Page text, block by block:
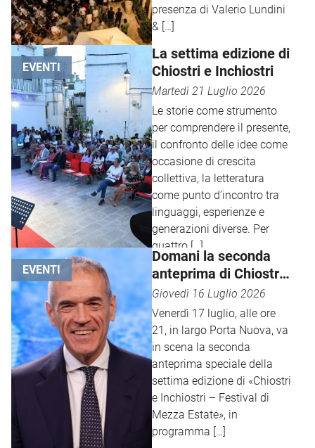
presenza di Valerio Lundini
& […]
EVENTI
La settima edizione di
Chiostri e Inchiostri
Martedì 21 Luglio 2026
Le storie come strumento
per comprendere il presente,
il confronto delle idee come
occasione di crescita
collettiva, la letteratura
come punto d’incontro tra
linguaggi, esperienze e
generazioni diverse. Per
quattro […]
EVENTI
Domani la seconda
anteprima di Chiostri
e Inchiostri
Giovedì 16 Luglio 2026
Venerdì 17 luglio, alle ore
21, in largo Porta Nuova, va
in scena la seconda
anteprima speciale della
settima edizione di «Chiostri
e Inchiostri – Festival di
Mezza Estate», in
programma […]